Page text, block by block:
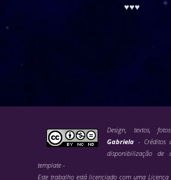
♥♥♥
Design, textos,
Gabriela - Créditos
disponibilização de
template -
Este trabalho está licenciado com uma Licença